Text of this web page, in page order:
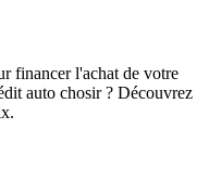
financer l'achat de votre
auto chosir ? Découvrez